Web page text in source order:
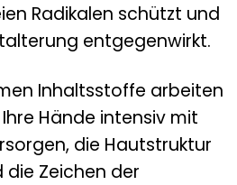
Radikalen schützt und
entgegenwirkt.
Inhaltsstoffe arbeiten
Hände intensiv mit
die Hautstruktur
die Zeichen der